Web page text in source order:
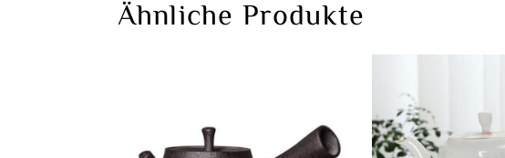
Ähnliche Produkte